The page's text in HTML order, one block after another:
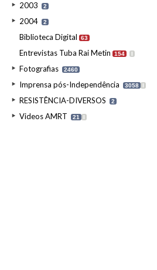
2003 2
2004 2
Biblioteca Digital 63
Entrevistas Tuba Rai Metin 154 I
Fotografias 2460
Imprensa pós-Independência 3058 I
RESISTÊNCIA-DIVERSOS 2
Videos AMRT 21 I